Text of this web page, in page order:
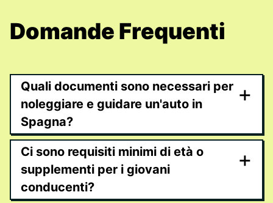
Domande Frequenti
Quali documenti sono necessari per
noleggiare e guidare un'auto in
Spagna?
+
Ci sono requisiti minimi di età o
supplementi per i giovani
conducenti?
+